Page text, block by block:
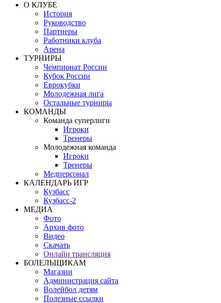
О КЛУБЕ
История
Руководство
Партнеры
Работники клуба
Арена
ТУРНИРЫ
Чемпионат России
Кубок России
Еврокубки
Молодежная лига
Остальные турниры
КОМАНДЫ
Команда суперлиги
Игроки
Тренеры
Молодежная команда
Игроки
Тренеры
Медперсонал
КАЛЕНДАРЬ ИГР
Кузбасс
Кузбасс-2
МЕДИА
Фото
Архив фото
Видео
Скачать
Онлайн трансляция
БОЛЕЛЬЩИКАМ
Магазин
Администрация сайта
Волейбол детям
Полезные ссылки